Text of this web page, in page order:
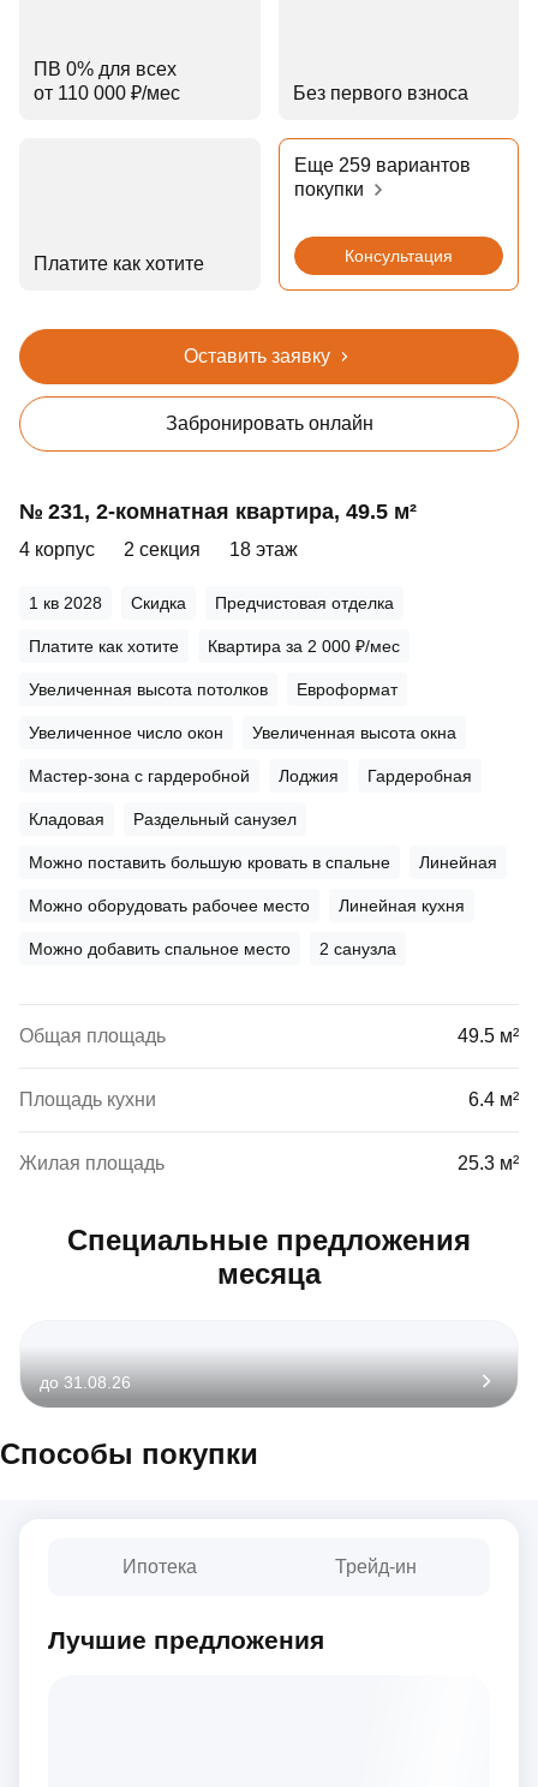
ПВ 0% для всех
от 110 000 ₽⁠/⁠мес
Без первого взноса
Платите как хотите
Еще 259 вариантов
покупки
Консультация
Оставить заявку
Забронировать онлайн
№ 231, 2‑комнатная квартира, 49.5 м²
4 корпус 2 секция 18 этаж
1 кв 2028 Скидка Предчистовая отделка
Платите как хотите Квартира за 2 000 ₽/мес
Увеличенная высота потолков Евроформат
Увеличенное число окон Увеличенная высота окна
Мастер-зона с гардеробной Лоджия Гардеробная
Кладовая Раздельный санузел
Можно поставить большую кровать в спальне Линейная
Можно оборудовать рабочее место Линейная кухня
Можно добавить спальное место 2 санузла
Общая площадь 49.5 м²
Площадь кухни 6.4 м²
Жилая площадь 25.3 м²
Специальные предложения
месяца
до 31.08.26
Способы покупки
Ипотека Трейд-ин
Лучшие предложения